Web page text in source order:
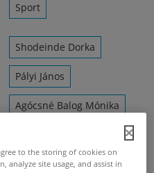
Sport
Shodeinde Dorka
Pályi János
Agócsné Balog Mónika
Szabó Balázs
to the storing of cookies on
analyze site usage, and assist in